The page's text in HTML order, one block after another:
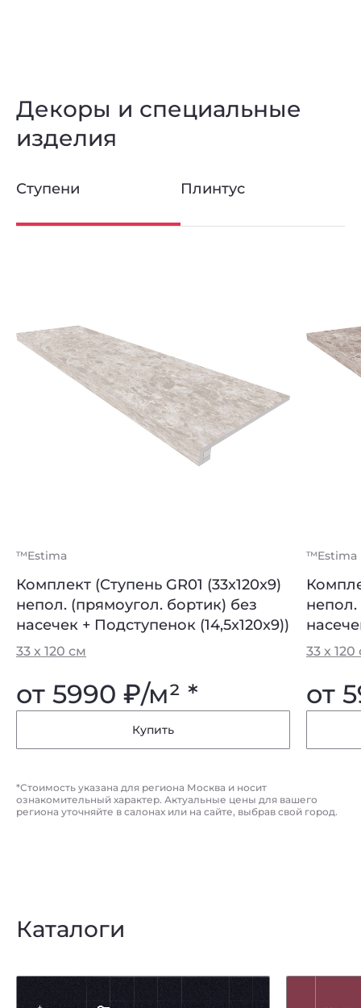
Декоры и специальные
изделия
Ступени Плинтус
™Estima
Комплект (Ступень GR01 (33x120x9)
непол. (прямоугол. бортик) без
насечек + Подступенок (14,5x120x9))
33 х 120 см
от 5990 ₽/м² *
Купить
™Estima
непол.
33 х 120
от
™Estima
Плинтус GR01-7x60x9-Непол.
7 х 60 см
от 320
Купить
™Estima
7 х 60
от
*Стоимость указана для региона Москва и носит
ознакомительный характер. Актуальные цены для вашего
региона уточняйте в салонах или на сайте, выбрав свой город.
Каталоги